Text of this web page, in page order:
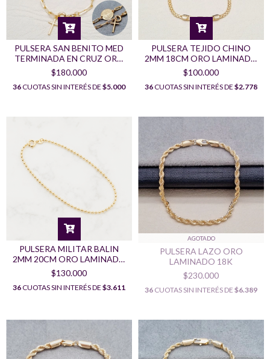
PULSERA SAN BENITO MED
TERMINADA EN CRUZ ORO
LAMINADO 18K
$180.000
36CUOTAS SIN INTERÉS DE $5.000
PULSERA TEJIDO CHINO
2MM 18CM ORO LAMINADO
18K
$100.000
36CUOTAS SIN INTERÉS DE $2.778
PULSERA MILITAR BALIN
2MM 20CM ORO LAMINADO
18K
$130.000
36CUOTAS SIN INTERÉS DE $3.611
AGOTADO
PULSERA LAZO ORO
LAMINADO 18K
$230.000
36 CUOTAS SIN INTERÉS DE $6.389